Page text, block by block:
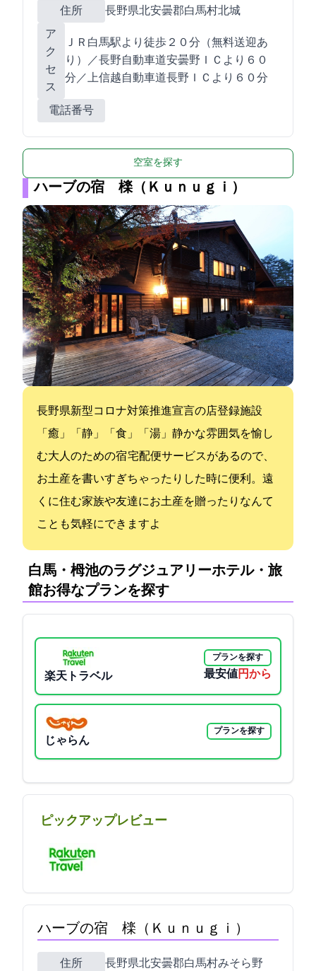
住所
長野県北安曇郡白馬村北城21582
ア
ク
セ
ス
ＪＲ白馬駅より徒歩２０分（無料送迎あ
り）／長野自動車道安曇野ＩＣより６０
分／上信越自動車道長野ＩＣより６０分
電話番号
空室を探す
ハーブの宿 檪（Ｋｕｎｕｇｉ）
長野県新型コロナ対策推進宣言の店登録施設
「癒」「静」「食」「湯」静かな雰囲気を愉し
む大人のための宿 宅配便サービスがあるので、
お土産を書いすぎちゃったりした時に便利。遠
くに住む家族や友達にお土産を贈ったりなんて
ことも気軽にできますよ
白馬・栂池のラグジュアリーホテル・旅
館:お得なプランを探す
楽天トラベル
プランを探す
最安値9900円から
じゃらん
プランを探す
ピックアップレビュー
ハーブの宿 檪（Ｋｕｎｕｇｉ）
住所 長野県北安曇郡白馬村みそら野2937-685